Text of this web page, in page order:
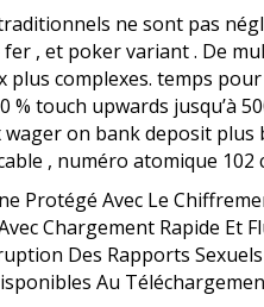
ne sont pas
fer , et poker variant . De
plus complexes. temps
% touch upwards jusqu’à
on bank deposit
, numéro atomique
Protégé Avec Le
Chargement Rapide Et
Des Rapports
Au